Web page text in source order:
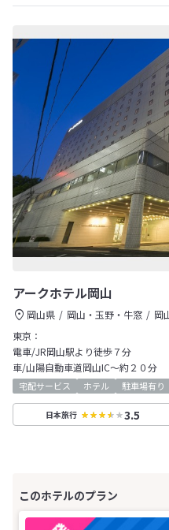
アークホテル岡山
岡山県 岡山・玉野・牛窓
岡
東京：
電車/JR岡山駅より徒歩７分
車/山陽自動車道岡山IC～約２０分
宅配サービス ホテル 駐車場有り
日本旅行 3.5